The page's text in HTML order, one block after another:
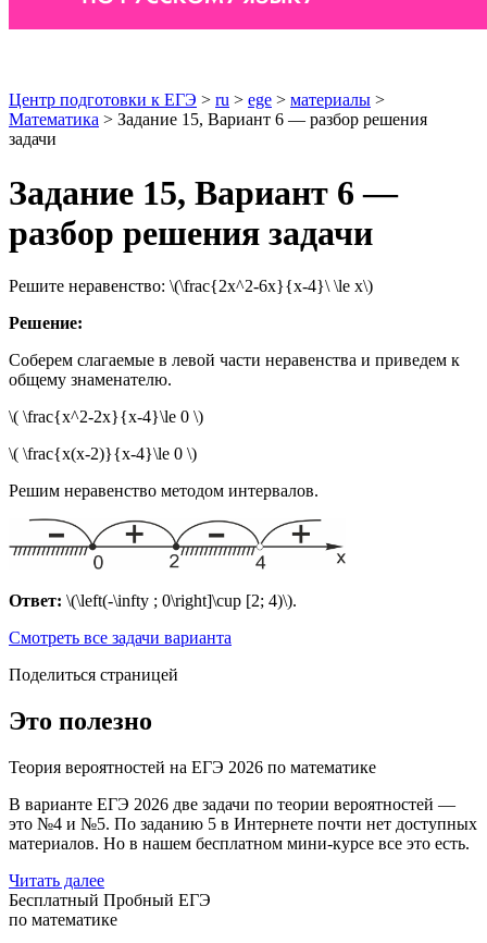
Центр подготовки к ЕГЭ > ru > ege > материалы >
Математика > Задание 15, Вариант 6 — разбор решения
задачи
Задание 15, Вариант 6 —
разбор решения задачи
Решите неравенство: \(\frac{2x^2-6x}{x-4}\ \le x\)
Решение:
Соберем слагаемые в левой части неравенства и приведем к
общему знаменателю.
\( \frac{x^2-2x}{x-4}\le 0 \)
\( \frac{x(x-2)}{x-4}\le 0 \)
Решим неравенство методом интервалов.
Ответ: \(\left(-\infty ; 0\right]\cup [2; 4)\).
Смотреть все задачи варианта
Поделиться страницей
Это полезно
Теория вероятностей на ЕГЭ 2026 по математике
В варианте ЕГЭ 2026 две задачи по теории вероятностей —
это №4 и №5. По заданию 5 в Интернете почти нет доступных
материалов. Но в нашем бесплатном мини-курсе все это есть.
Читать далее
Бесплатный Пробный ЕГЭ
по математике